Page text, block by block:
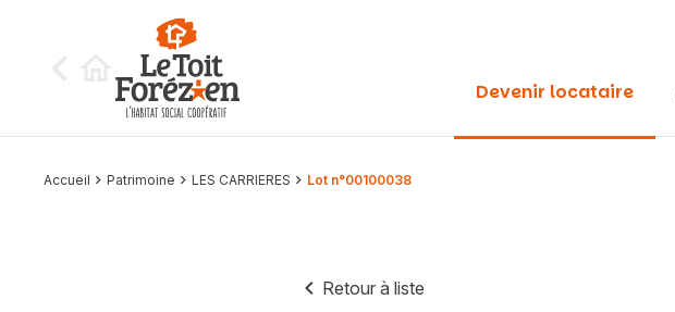
Devenir locataire
Accueil Patrimoine LES CARRIERES Lot n°00100038
Retour à liste